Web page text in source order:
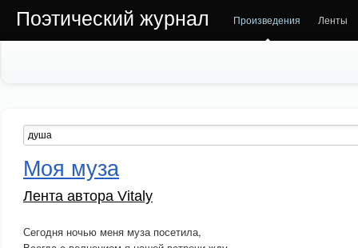
Поэтический журнал Произведения Ленты
Моя муза
Лента автора Vitaly
Сегодня ночью меня муза посетила,